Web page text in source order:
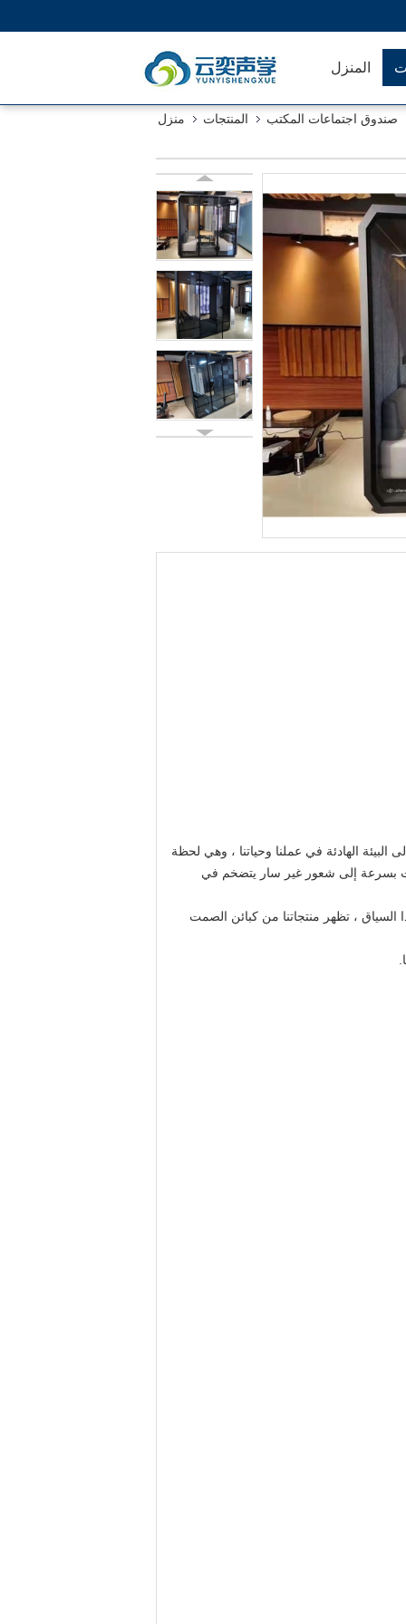
المنزل
منزل المنتجات صندوق اجتماعات المكتب
الهادئة في عملنا وحياتنا ، وهي لحظة
بسرعة إلى شعور غير سار يتضخم في
، تظهر منتجاتنا من كبائن الصمت